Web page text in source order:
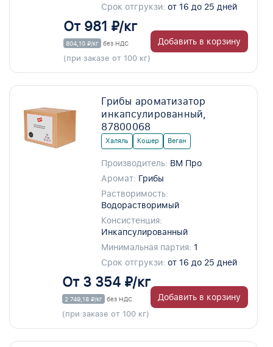
Срок отгрукзи: от 16 до 25 дней
От 981 ₽/кг
804,10 ₽/кг без НДС
(при заказе от 100 кг)
Добавить в корзину
Грибы ароматизатор
инкапсулированный,
87800068
Халяль Кошер Веган
Производитель: ВМ Про
Аромат: Грибы
Растворимость:
Водорастворимый
Консистенция:
Инкапсулированный
Минимальная партия: 1
Срок отгрукзи: от 16 до 25 дней
От 3 354 ₽/кг
2 749,18 ₽/кг без НДС
(при заказе от 100 кг)
Добавить в корзину